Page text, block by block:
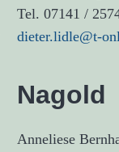
Tel. 07141 /
dieter.lidle@t-
Nagold
Anneliese